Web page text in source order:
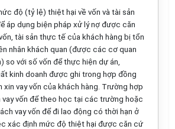
độ (tỷ lệ) thiệt hại về vốn và tài sản
áp dụng biện pháp xử lý nợ được căn
tài sản thực tế của khách hàng bị tổn
nhân khách quan (được các cơ quan
so với số vốn để thực hiện dự án,
kinh doanh được ghi trong hợp đồng
xin vay vốn của khách hàng. Trường hợp
vay vốn để theo học tại các trường hoặc
vay vốn để đi lao động có thời hạn ở
xác định mức độ thiệt hại được căn cứ